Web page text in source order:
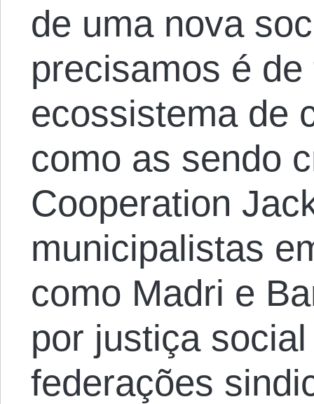
de uma nova
precisamos é
ecossistema de
como as sendo
Cooperation
municipalistas
como Madri e
por justiça
federações